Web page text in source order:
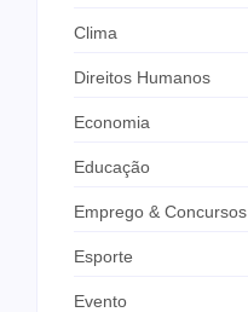
Clima
Direitos Humanos
Economia
Educação
Emprego & Concursos
Esporte
Evento